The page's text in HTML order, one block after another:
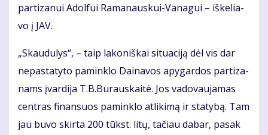
par­ti­za­nui Adol­fui Ra­ma­naus­kui-Va­na­gui – iš­ke­lia­
vo į JAV.
„Skau­du­lys“, – taip la­ko­niš­kai si­tu­a­ci­ją dėl vis dar
ne­pa­sta­ty­to pa­min­klo Dai­na­vos apy­gar­dos par­ti­za­
nams įvar­di­ja T.B.Bu­raus­kai­tė. Jos va­do­vau­ja­mas
cen­tras fi­nan­suos pa­min­klo at­li­ki­mą ir sta­ty­bą. Tam
jau bu­vo skir­ta 200 tūkst. li­tų, ta­čiau da­bar, pa­sak